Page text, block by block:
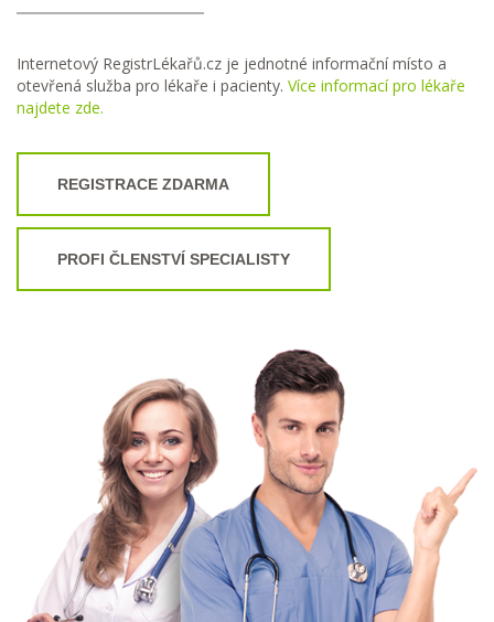
Internetový RegistrLékařů.cz je jednotné informační místo a
otevřená služba pro lékaře i pacienty. Více informací pro lékaře
najdete zde.
REGISTRACE ZDARMA
PROFI ČLENSTVÍ SPECIALISTY